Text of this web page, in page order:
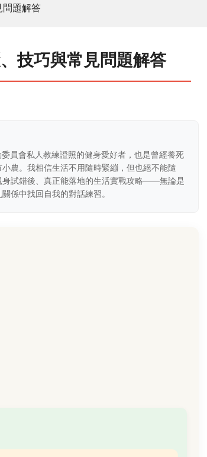
問題解答
技巧與常見問題解答
員會私人教練證照的健身愛好者，也是曾經養死
農。我相信生活不用隨時緊繃，但也絕不能隨
試錯後、真正能落地的生活實戰攻略——無論是
係中找回自我的對話練習。